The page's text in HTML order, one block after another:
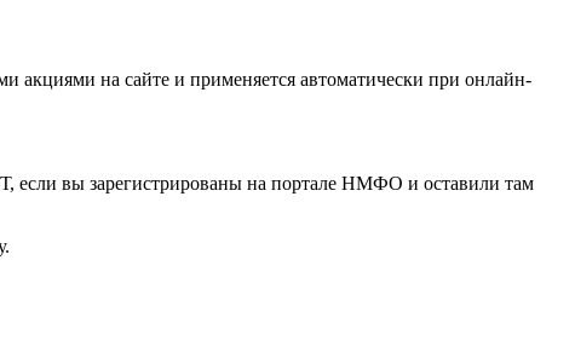
акциями на сайте и применяется автоматически при онлайн-
если вы зарегистрированы на портале НМФО и оставили там